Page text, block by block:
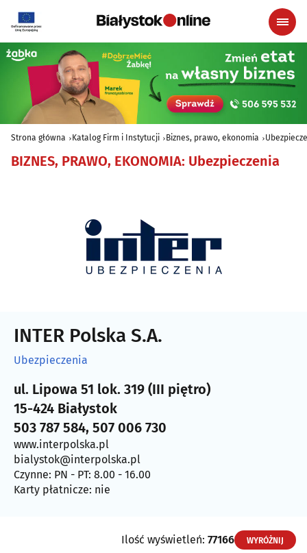
Strona główna Katalog Firm i Instytucji Biznes, prawo, ekonomia
BIZNES, PRAWO, EKONOMIA: Ubezpieczenia
INTER Polska S.A.
Ubezpieczenia
ul. Lipowa 51 lok. 319 (III piętro)
15-424 Białystok
503 787 584, 507 006 730
www.interpolska.pl
bialystok@interpolska.pl
Czynne: PN - PT: 8.00 - 16.00
Karty płatnicze: nie
Ilość wyświetleń: 77166 WYRÓŻNIJ